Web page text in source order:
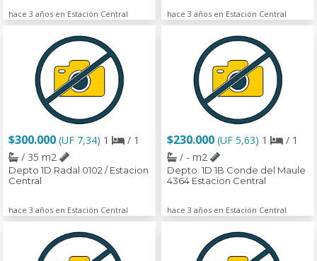
hace 3 años en Estación Central hace 3 años en Estación Central
$300.000 (UF 7,34) 1
/ 1
/ 35 m2
Depto 1D Radal 0102 / Estacion
Central
hace 3 años en Estación Central
$230.000 (UF 5,63) 1
/ 1
/ - m2
Depto. 1D 1B Conde del Maule
4364 Estacion Central
hace 3 años en Estación Central